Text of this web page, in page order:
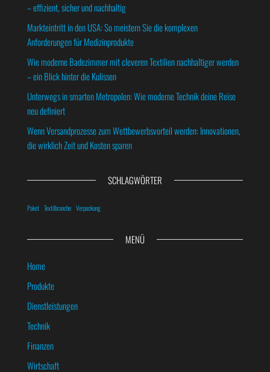
– effizient, sicher und nachhaltig
Markteintritt in den USA: So meistern Sie die komplexen
Anforderungen für Medizinprodukte
Wie moderne Badezimmer mit cleveren Textilien nachhaltiger werden
– ein Blick hinter die Kulissen
Unterwegs in smarten Metropolen: Wie moderne Technik deine Reise
neu definiert
Wenn Versandprozesse zum Wettbewerbsvorteil werden: Innovationen,
die wirklich Zeit und Kosten sparen
SCHLAGWÖRTER
Paket Textilbranche Verpackung
MENÜ
Home
Produkte
Dienstleistungen
Technik
Finanzen
Wirtschaft